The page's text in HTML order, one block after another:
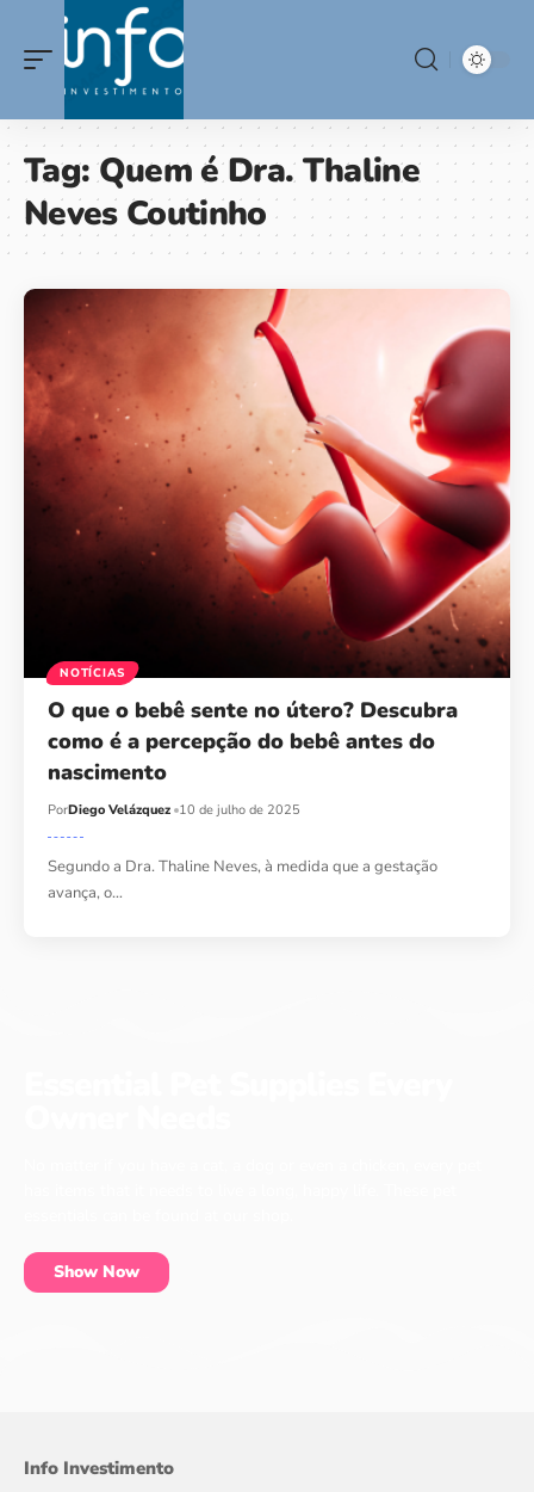
Tag:Quem é Dra. Thaline
Neves Coutinho
NOTÍCIAS
O que o bebê sente no útero? Descubra
como é a percepção do bebê antes do
nascimento
PorDiego Velázquez 10 de julho de 2025
Segundo a Dra. Thaline Neves, à medida que a gestação
avança, o…
Show Now
Info Investimento